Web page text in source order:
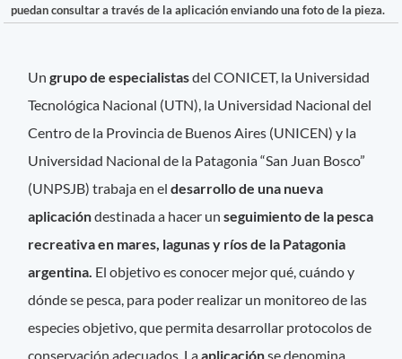
puedan consultar a través de la aplicación enviando una foto de la pieza.
Ungrupo de especialistasdel CONICET, la Universidad
Tecnológica Nacional (UTN), la Universidad Nacional del
Centro de la Provincia de Buenos Aires (UNICEN) y la
Universidad Nacional de la Patagonia “San Juan Bosco”
(UNPSJB) trabaja en eldesarrollo de una nueva
aplicacióndestinada a hacer unseguimiento de la pesca
recreativa en mares, lagunas y ríos de la Patagonia
argentina. El objetivo es conocer mejor qué, cuándo y
dónde se pesca, para poder realizar un monitoreo de las
especies objetivo, que permita desarrollar protocolos de
conservación adecuados. Laaplicaciónse denomina